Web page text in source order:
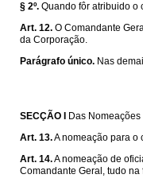
§ 2º. Quando fôr atribuido o
Art. 12. O Comandante
da Corporação.
Parágrafo único. Nas
SECÇÃO I
Das Nomeações
Art. 13.A nomeação para o
Art. 14.A nomeação de
Comandante Geral, tudo